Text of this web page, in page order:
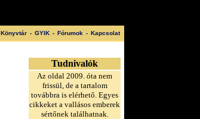
Könyvtár - GYIK - Fórumok - Kapcsolat
Tudnivalók
Az oldal 2009. óta nem
frissül, de a tartalom
továbbra is elérhető. Egyes
cikkeket a vallásos emberek
sértőnek találhatnak.